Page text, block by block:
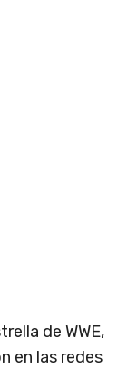
de WWE,
en las redes